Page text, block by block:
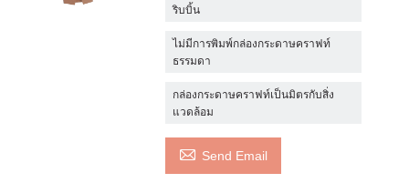
ริบบิ้น
ไม่มีการพิมพ์กล่องกระดาษคราฟท์
ธรรมดา
กล่องกระดาษคราฟท์เป็นมิตรกับสิ่ง
แวดล้อม
 Send Email